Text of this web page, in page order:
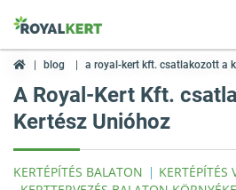
blog a royal-kert kft. csatlakozott a
A Royal-Kert Kft.
Kertész Unióhoz
KERTÉPÍTÉS BALATON
KERTÉPÍTÉS